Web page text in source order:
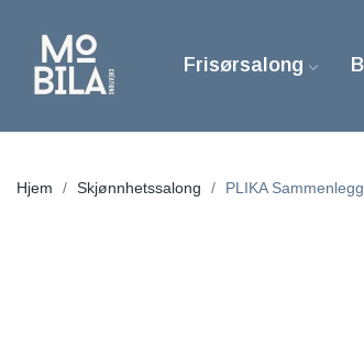
Frisørsalong
Hjem Skjønnhetssalong PLIKA